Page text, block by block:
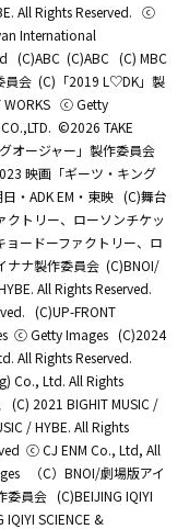
All Rights Reserved. ⓒ
International
(C)ABC (C)ABC (C) MBC
員会 (C)「2019 L♡DK」製
WORKS ⓒ Getty
©2026 TAKE
オージャー」製作委員会
映画「ギーツ・キング
・ADK EM・東映 (C)舞台
クトリー、ローソンチケッ
ードーファクトリー、ロ
ナナ製作委員会 (C)BNOI/
All Rights Reserved.
(C)UP-FRONT
ⓒ Getty Images (C)2024
All Rights Reserved.
Co., Ltd. All Rights
(C) 2021 BIGHIT MUSIC /
/ HYBE. All Rights
ⓒ CJ ENM Co., Ltd, All
（C）BNOI/劇場版アイ
委員会 (C)BEIJING IQIYI
IQIYI SCIENCE &